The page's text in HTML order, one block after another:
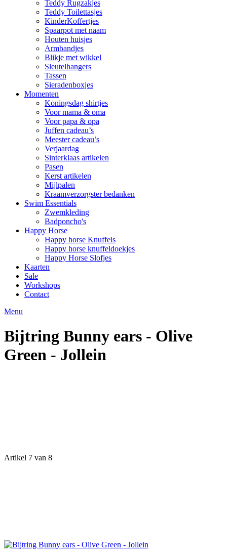
Teddy Rugzakjes
Teddy Toilettasjes
KinderKoffertjes
Spaarpot met naam
Houten huisjes
Armbandjes
Blikje met wikkel
Sleutelhangers
Tassen
Sieradenboxjes
Momenten
Koningsdag shirtjes
Voor mama & oma
Voor papa & opa
Juffen cadeau’s
Meester cadeau’s
Verjaardag
Sinterklaas artikelen
Pasen
Kerst artikelen
Mijlpalen
Kraamverzorgster bedanken
Swim Essentials
Zwemkleding
Badponcho's
Happy Horse
Happy horse Knuffels
Happy horse knuffeldoekjes
Happy Horse Slofjes
Kaarten
Sale
Workshops
Contact
Menu
Bijtring Bunny ears - Olive
Green - Jollein
Artikel 7 van 8